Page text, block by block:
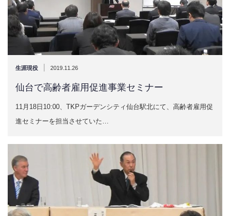
生涯現役 2019.11.26
仙台で高齢者雇用促進事業セミナー
11月18日10:00、TKPガーデンシティ仙台駅北にて、高齢者雇用促
進セミナーを担当させていた…